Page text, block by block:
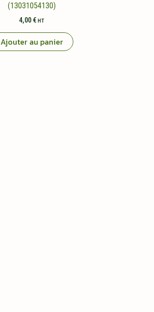
(13031054130)
4,00 € HT
Ajouter au panier